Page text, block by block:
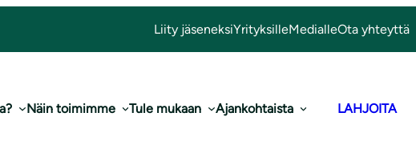
Liity jäseneksiYrityksilleMedialleOta yhteyttä
Näin toimimme Tule mukaan Ajankohtaista LAHJOITA